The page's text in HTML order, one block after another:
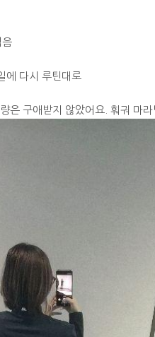
음
에 다시 루틴대로
은 구애받지 않았어요. 훠궈 마